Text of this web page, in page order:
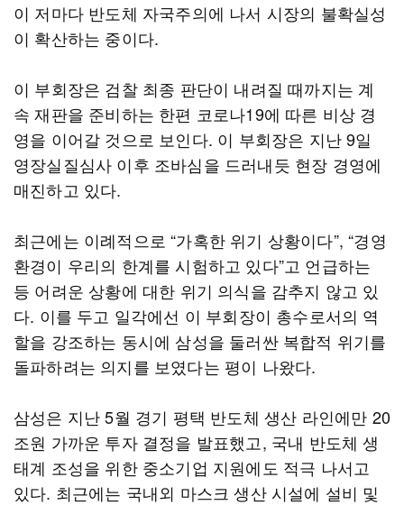
이 저마다 반도체 자국주의에 나서 시장의 불확실성
이 확산하는 중이다.
이 부회장은 검찰 최종 판단이 내려질 때까지는 계
속 재판을 준비하는 한편 코로나19에 따른 비상 경
영을 이어갈 것으로 보인다. 이 부회장은 지난 9일
영장실질심사 이후 조바심을 드러내듯 현장 경영에
매진하고 있다.
최근에는 이례적으로 “가혹한 위기 상황이다”, “경영
환경이 우리의 한계를 시험하고 있다”고 언급하는
등 어려운 상황에 대한 위기 의식을 감추지 않고 있
다. 이를 두고 일각에선 이 부회장이 총수로서의 역
할을 강조하는 동시에 삼성을 둘러싼 복합적 위기를
돌파하려는 의지를 보였다는 평이 나왔다.
삼성은 지난 5월 경기 평택 반도체 생산 라인에만 20
조원 가까운 투자 결정을 발표했고, 국내 반도체 생
태계 조성을 위한 중소기업 지원에도 적극 나서고
있다. 최근에는 국내외 마스크 생산 시설에 설비 및